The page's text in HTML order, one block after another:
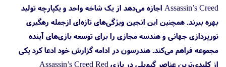
Assassin’s Creed اجازه می‌دهد از یک شاخه واحد و یکپارچه تولید
بهره ببرند. همچنین این انجین ویژگی‌های تازه‌ای ازجمله رهگیری
نورپردازی جهانی و هندسه مجازی را برای توسعه بازی‌های آینده
مجموعه فراهم می‌کند. هندرسون در ادامه گزارش خود ادعا کرد یکی
از کلیدی‌ترین عناصر گیم‌پلی در بازی Assassin’s Creed Red